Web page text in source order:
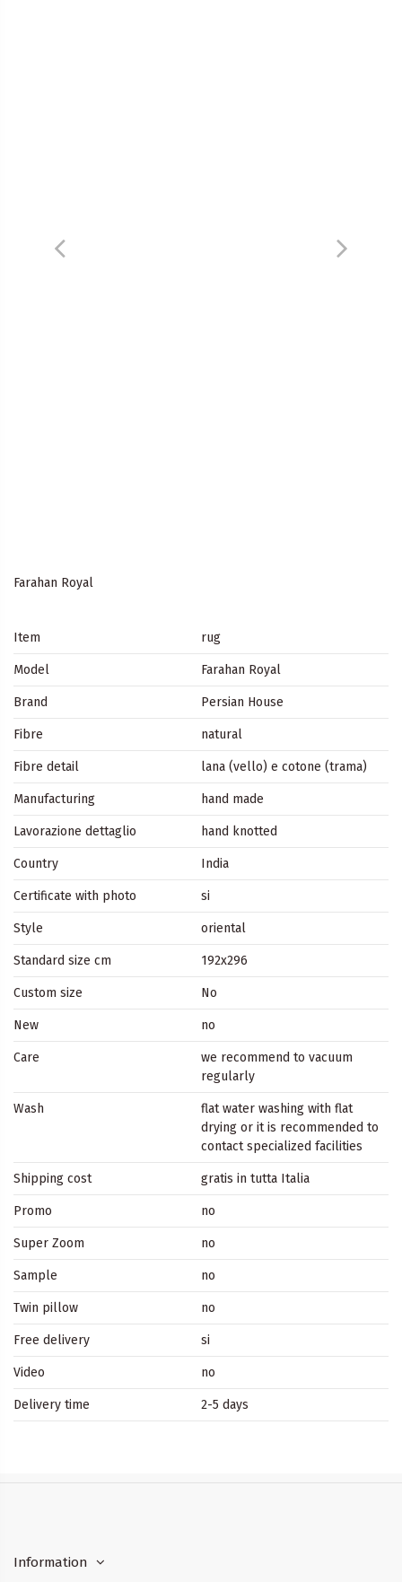
Farahan Royal
Item rug
Model Farahan Royal
Brand Persian House
Fibre natural
Fibre detail lana (vello) e cotone (trama)
Manufacturing hand made
Lavorazione dettaglio hand knotted
Country India
Certificate with photo si
Style oriental
Standard size cm 192x296
Custom size No
New no
Care
we recommend to vacuum
regularly
Wash
flat water washing with flat
drying or it is recommended to
contact specialized facilities
Shipping cost gratis in tutta Italia
Promo no
Super Zoom no
Sample no
Twin pillow no
Free delivery si
Video no
Delivery time 2-5 days
Information